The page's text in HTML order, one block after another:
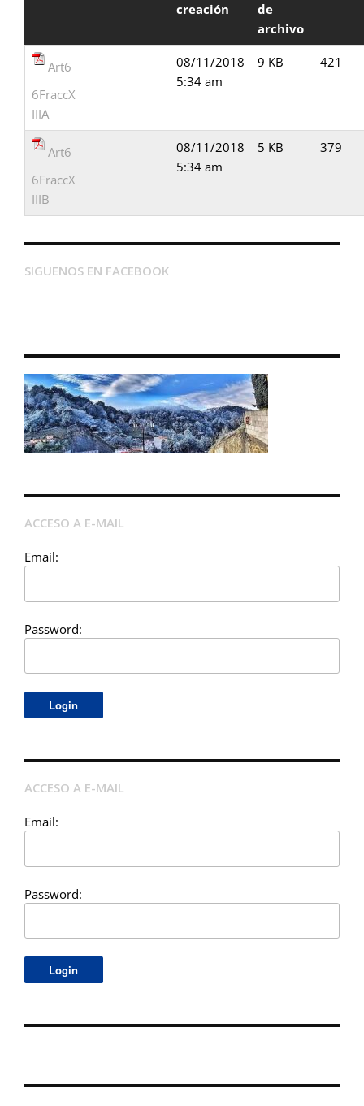
creación
de
archivo
Art6
6FraccX
IIIA
08/11/2018
5:34 am
9 KB 421
Art6
6FraccX
IIIB
08/11/2018
5:34 am
5 KB 379
SIGUENOS EN FACEBOOK
ACCESO A E-MAIL
Email:
Password:
ACCESO A E-MAIL
Email:
Password: